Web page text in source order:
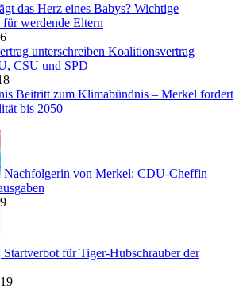
das Herz eines Babys? Wichtige
werdende Eltern
Koalitionsvertrag
CSU und SPD
Beitritt zum Klimabündnis – Merkel fordert
bis 2050
Nachfolgerin von Merkel: CDU-Cheffin
Startverbot für Tiger-Hubschrauber der